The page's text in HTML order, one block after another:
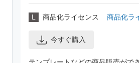
L 商品化ライセンス 商品化ラ
今すぐ購入